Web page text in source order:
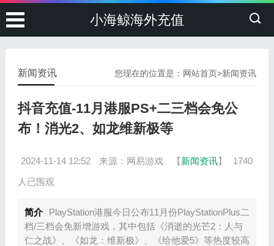
小海鲸海外充值
您现在的位置是： 网站首页>新闻资讯
新闻资讯
抖音充值-11月港服PS+二三档会免公
布！消光2、如龙维新极等
2024-11-14 12:52 来源：网易游戏 【新闻资讯】
1740
人已围观
简介
PlayStation港服今日公布11月份PlayStationPlus二
档/三档会免新增游戏，其中包括《消逝的光芒2：人与
仁之战》、《如龙：维新极》、《给他爱5》等热度较高